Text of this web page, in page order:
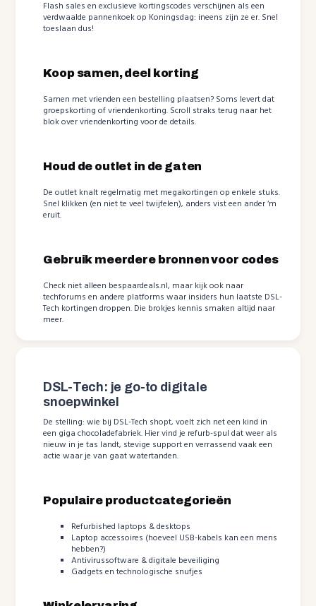
Flash sales en exclusieve kortingscodes verschijnen als een
verdwaalde pannenkoek op Koningsdag: ineens zijn ze er. Snel
toeslaan dus!
Koop samen, deel korting
Samen met vrienden een bestelling plaatsen? Soms levert dat
groepskorting of vriendenkorting. Scroll straks terug naar het
blok over vriendenkorting voor de details.
Houd de outlet in de gaten
De outlet knalt regelmatig met megakortingen op enkele stuks.
Snel klikken (en niet te veel twijfelen), anders vist een ander ‘m
eruit.
Gebruik meerdere bronnen voor codes
Check niet alleen bespaardeals.nl, maar kijk ook naar
techforums en andere platforms waar insiders hun laatste DSL-
Tech kortingen droppen. Die brokjes kennis smaken altijd naar
meer.
DSL-Tech: je go-to digitale
snoepwinkel
De stelling: wie bij DSL-Tech shopt, voelt zich net een kind in
een giga chocoladefabriek. Hier vind je refurb-spul dat weer als
nieuw in je tas landt, stevige support en verrassend vaak een
actie waar je van gaat watertanden.
Populaire productcategorieën
Refurbished laptops & desktops
Laptop accessoires (hoeveel USB-kabels kan een mens
hebben?)
Antivirussoftware & digitale beveiliging
Gadgets en technologische snufjes